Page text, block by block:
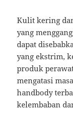
Kulit kering
yang
dapat
yang ekstrim,
produk
mengatasi
handbody
kelembaban